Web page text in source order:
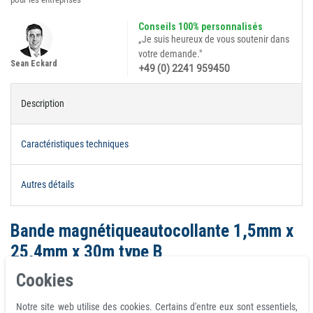
Conseils 100% personnalisés
„Je suis heureux de vous soutenir dans
votre demande."
+49 (0) 2241 959450
Sean Eckard
Description
Caractéristiques techniques
Autres détails
Bande magnétiqueautocollante 1,5mm x
25,4mm x 30m type B
Bandes adhésives aimantées / aimanter sans abimer ni laisser de trace sur
vos murs.
Cookies
Notre site web utilise des cookies. Certains d'entre eux sont essentiels,